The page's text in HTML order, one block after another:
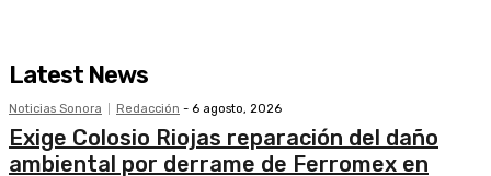
Latest News
Noticias Sonora Redacción - 6 agosto, 2026
Exige Colosio Riojas reparación del daño
ambiental por derrame de Ferromex en